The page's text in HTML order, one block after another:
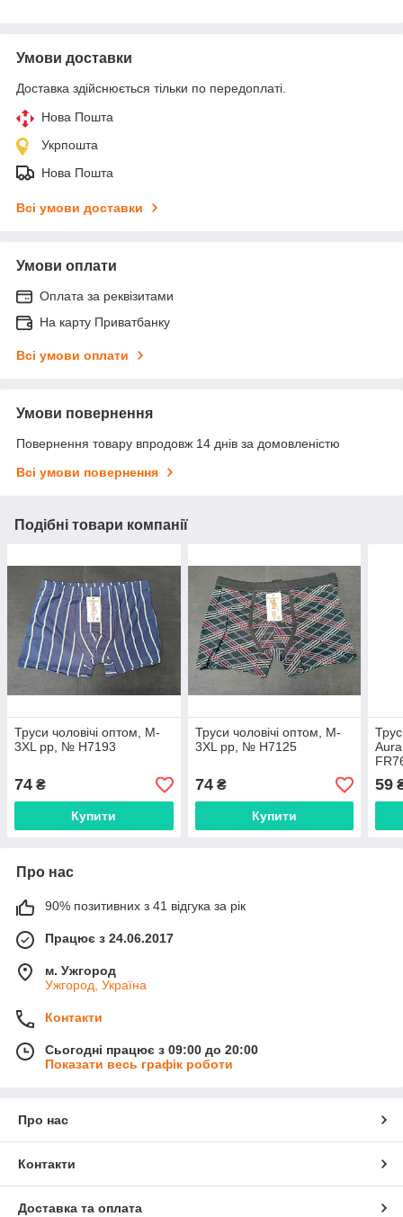
Умови доставки
Доставка здійснюється тільки по передоплаті.
Нова Пошта
Укрпошта
Нова Пошта
Всі умови доставки
Умови оплати
Оплата за реквізитами
На карту Приватбанку
Всі умови оплати
Умови повернення
Повернення товару впродовж 14 днів за домовленістю
Всі умови повернення
Подібні товари компанії
Труси чоловічі оптом, M-
3XL pp, № H7193
74 ₴
Купити
Труси чоловічі оптом, M-
3XL pp, № H7125
74₴
Купити
59
Про нас
90% позитивних з 41 відгука за рік
Працює з 24.06.2017
м. Ужгород
Ужгород, Україна
Контакти
Сьогодні працює з 09:00 до 20:00
Показати весь графік роботи
Про нас
Контакти
Доставка та оплата